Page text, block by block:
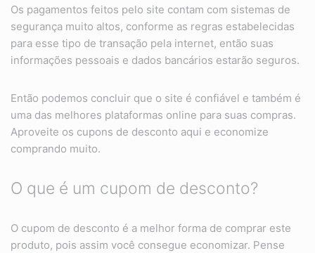
Os pagamentos feitos pelo site contam com sistemas de
segurança muito altos, conforme as regras estabelecidas
para esse tipo de transação pela internet, então suas
informações pessoais e dados bancários estarão seguros.
Então podemos concluir que o site é confiável e também é
uma das melhores plataformas online para suas compras.
Aproveite os cupons de desconto aqui e economize
comprando muito.
O que é um cupom de desconto?
O cupom de desconto é a melhor forma de comprar este
produto, pois assim você consegue economizar. Pense